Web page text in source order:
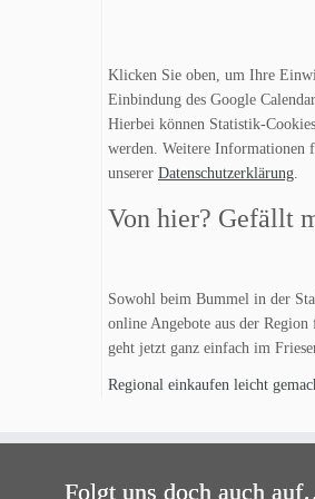
Klicken Sie oben, um Ihre
Einbindung des Google
Hierbei können Statistik-
werden. Weitere Informationen
unserer Datenschutzerklärung.
Von hier? Gefällt
Sowohl beim Bummel in der
online Angebote aus der Region
geht jetzt ganz einfach im
Regional einkaufen leicht
Folgt uns doch auch